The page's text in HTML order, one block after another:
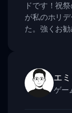
ドです！祝
が私のホリ
た。強くお勧
エ
ゲー